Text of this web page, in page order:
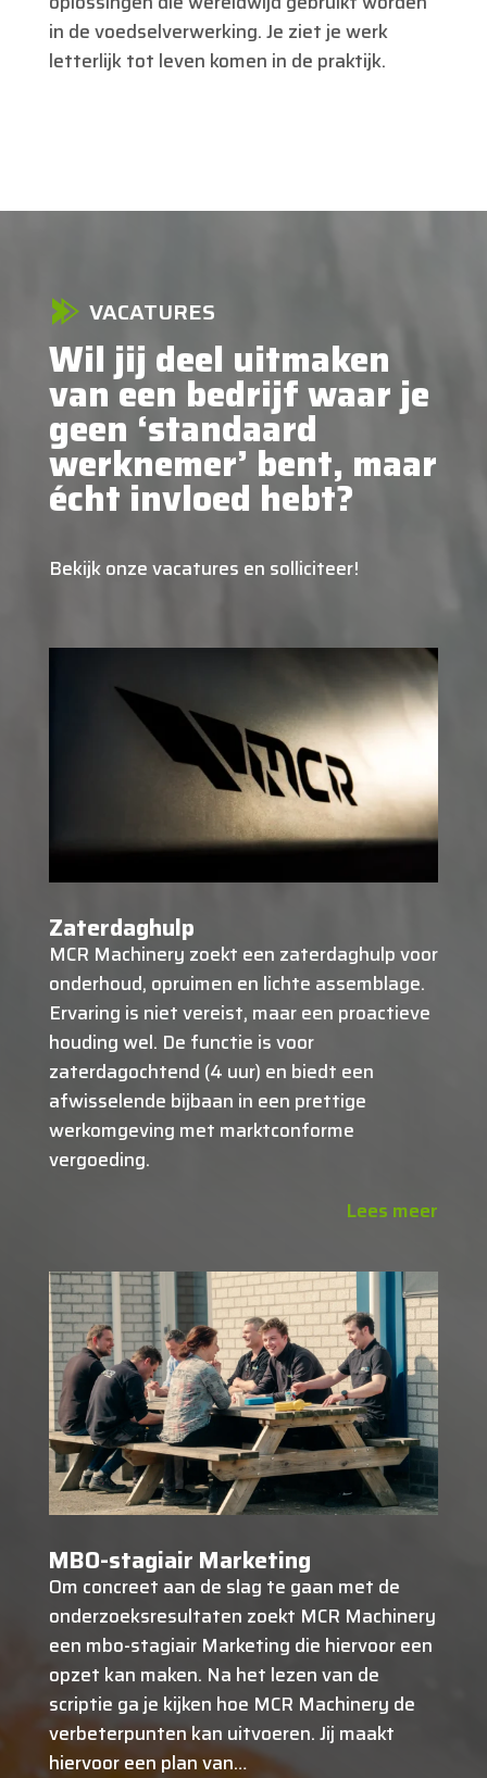
in de voedselverwerking. Je ziet je werk
letterlijk tot leven komen in de praktijk.
VACATURES
Wil jij deel uitmaken
van een bedrijf waar je
geen ‘standaard
werknemer’ bent, maar
écht invloed hebt?
Bekijk onze vacatures en solliciteer!
Zaterdaghulp
MCR Machinery zoekt een zaterdaghulp voor
onderhoud, opruimen en lichte assemblage.
Ervaring is niet vereist, maar een proactieve
houding wel. De functie is voor
zaterdagochtend (4 uur) en biedt een
afwisselende bijbaan in een prettige
werkomgeving met marktconforme
vergoeding.
Lees meer
MBO-stagiair Marketing
Om concreet aan de slag te gaan met de
onderzoeksresultaten zoekt MCR Machinery
een mbo-stagiair Marketing die hiervoor een
opzet kan maken. Na het lezen van de
scriptie ga je kijken hoe MCR Machinery de
verbeterpunten kan uitvoeren. Jij maakt
hiervoor een plan van…